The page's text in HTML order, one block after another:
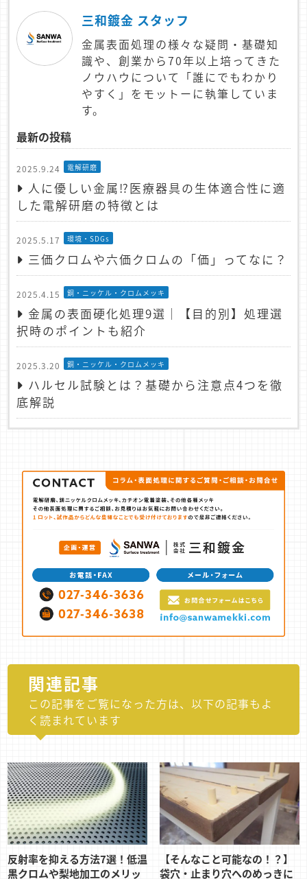
三和鍍金 スタッフ
金属表面処理の様々な疑問・基礎知
識や、創業から70年以上培ってきた
ノウハウについて「誰にでもわかり
やすく」をモットーに執筆していま
す。
最新の投稿
2025.9.24 電解研磨
人に優しい金属⁉医療器具の生体適合性に適
した電解研磨の特徴とは
2025.5.17 環境・SDGs
三価クロムや六価クロムの「価」ってなに？
2025.4.15 銅・ニッケル・クロムメッキ
金属の表面硬化処理9選｜【目的別】処理選
択時のポイントも紹介
2025.3.20 銅・ニッケル・クロムメッキ
ハルセル試験とは？基礎から注意点4つを徹
底解説
関連記事
この記事をご覧になった方は、以下の記事もよ
く読まれています
反射率を抑える方法7選！低温
黒クロムや梨地加工のメリッ
【そんなこと可能なの！？】
袋穴・止まり穴へのめっきに